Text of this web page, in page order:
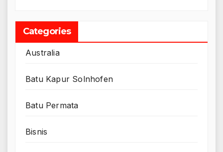
Categories
Australia
Batu Kapur Solnhofen
Batu Permata
Bisnis